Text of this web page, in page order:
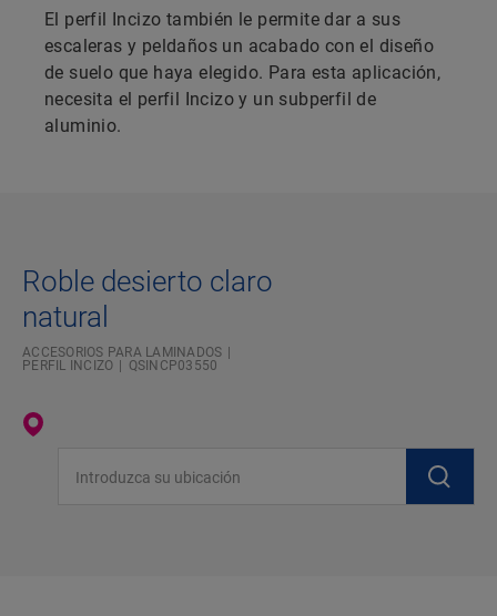
El perfil Incizo también le permite dar a sus
escaleras y peldaños un acabado con el diseño
de suelo que haya elegido. Para esta aplicación,
necesita el perfil Incizo y un subperfil de
aluminio.
Roble desierto claro
natural
ACCESORIOS PARA LAMINADOS
PERFIL INCIZO
QSINCP03550